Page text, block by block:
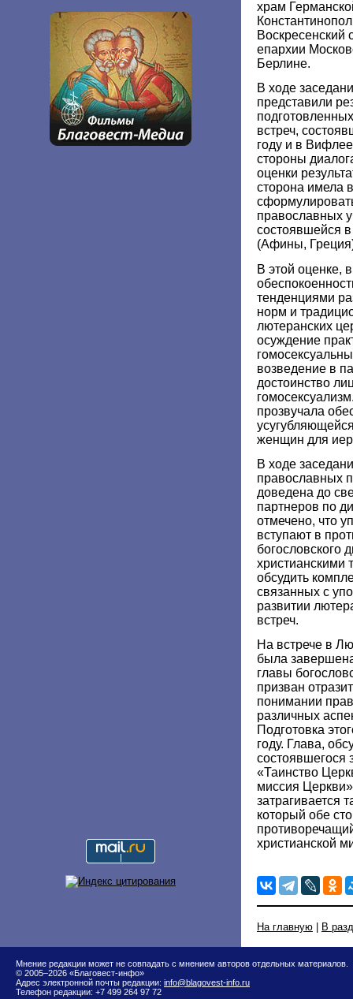
храм
Воскресенский
епархии
Берлине.
В ходе
представили
встреч,
году и в
стороны
оценки
сторона имела
православных
состоявшейся
(Афины,
В этой оценке,
тенденциями
норм и
лютеранских
осуждение
возведение в
достоинство
прозвучала
женщин для
В ходе
православных
доведена до
партнеров по
отмечено, что
вступают в
богословского
обсудить
связанных с
развитии
встреч.
На встрече в
была
главы
призван
понимании
различных
Подготовка
году. Глава,
состоявшегося
«Таинство
миссия
затрагивается
который обе
христианской
На главную В
Мнение редакции может не совпадать с мнением авторов отдельных материалов.
© 2005–2026 «Благовест-инфо»
Адрес электронной почты редакции: info@blagovest-info.ru
Телефон редакции: +7 499 264 97 72